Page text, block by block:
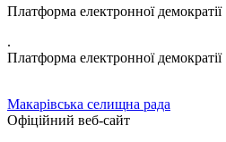
Платформа електронної демократії
.
Платформа електронної демократії
Макарівська селищна рада
Офіційний веб-сайт